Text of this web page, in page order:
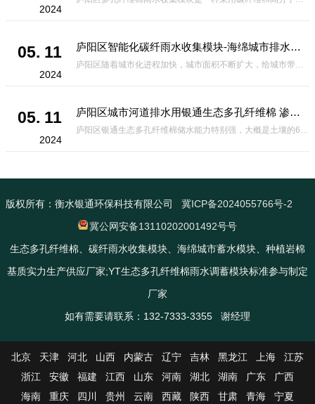
2024
05. 11
2024
庐阳区智能化碳纤雨水收集模块-海绵城市排水蓄水系统的优选项
庐阳区随着城市化进程加快，城市面积不断扩大，给城市带来的问题也随之增加。其中之一就是水资源的短缺。雨水收集是一种解决城市水资源短缺的有效途径。在雨水收集技术中，智能化碳纤雨水收集模块的出现，为解决城市水资源
05. 11
2024
庐阳区城市河道排水用银通生态多孔纤维棉 渗透性好重量轻
庐阳区银通生态多孔纤维棉储水能力特别强，大概是土壤的6倍，所以在下暴雨或者是严重的雨雪天气时，能将降水量很好的吸收掉，到了天气晴朗之后又会将这些水分蒸发到空气中。这种材料在绿化环保上能起到很大的作用，能够大
版权所有：衡水银通环保科技有限公司
冀ICP备2024055766号-2
冀公网安备13110202001492号号
生态多孔纤维棉、碳纤雨水收集模块、海绵城市蓄水模块、种植岩棉
基质实力生产供应厂家;YT生态多孔纤维棉雨水调蓄模块标准参与制定
厂家
如有需要请联系：132-7333-3355 谢经理
北京 天津 河北 山西 内蒙古 辽宁 吉林 黑龙江 上海
江苏
浙江
安徽 福建 江西 山东 河南 湖北 湖南 广东
广西
海南
重庆 四川 贵州 云南 西藏 陕西 甘肃 青海 宁夏